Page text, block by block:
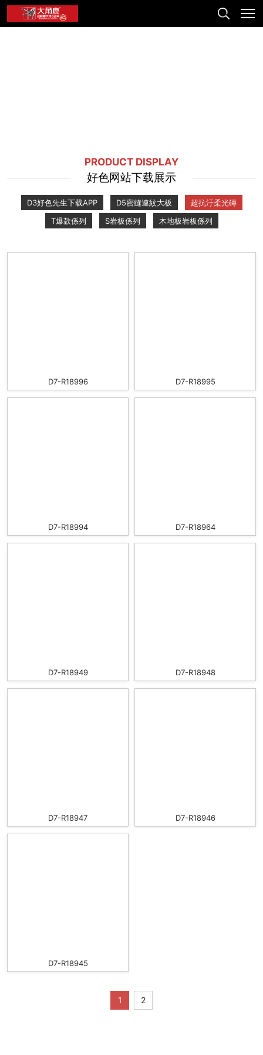
PRODUCT DISPLAY
好色网站下载展示
D3好色先生下载APP D5密縫連紋大板
超抗汙柔光磚
T爆款係列
S岩板係列 木地板岩板係列
D7-R18996 D7-R18995
D7-R18994 D7-R18964
D7-R18949 D7-R18948
D7-R18947 D7-R18946
D7-R18945
1 2